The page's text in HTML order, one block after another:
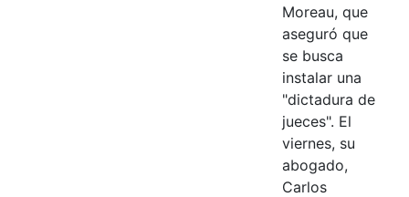
Moreau, que
aseguró que
se busca
instalar una
"dictadura de
jueces". El
viernes, su
abogado,
Carlos